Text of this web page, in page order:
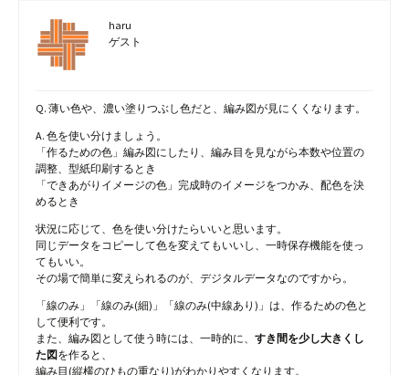
haru
ゲスト
Q. 薄い色や、濃い塗りつぶし色だと、編み図が見にくくなります。
A. 色を使い分けましょう。
「作るための色」編み図にしたり、編み目を見ながら本数や位置の
調整、型紙印刷するとき
「できあがりイメージの色」完成時のイメージをつかみ、配色を決
めるとき
状況に応じて、色を使い分けたらいいと思います。
同じデータをコピーして色を変えてもいいし、一時保存機能を使っ
てもいい。
その場で簡単に変えられるのが、デジタルデータなのですから。
「線のみ」「線のみ(細)」「線のみ(中線あり)」は、作るための色と
して便利です。
また、編み図として使う時には、一時的に、 すき間を少し大きくし
た図を作ると、
編み目(縦横のひもの重なり)がわかりやすくなります。